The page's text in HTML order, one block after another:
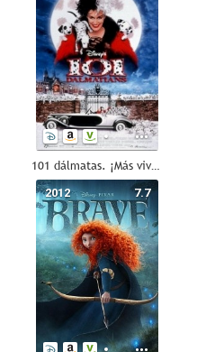
101 dálmatas. ¡Más vivos que nunca!
7.7
2012